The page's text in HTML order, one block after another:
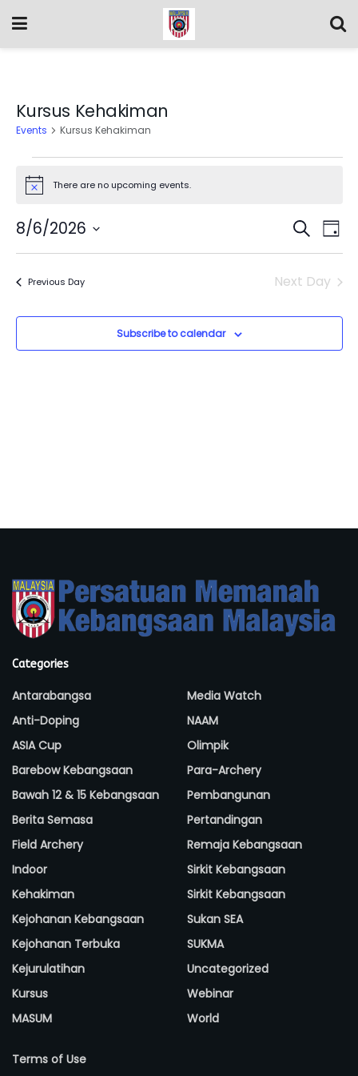
Kursus Kehakiman
Events Kursus Kehakiman
Notice There are no upcoming events.
and
Views
SearchDay
8/6/2026
Previous Day Next Day
Subscribe to calendar
Categories
Antarabangsa
Anti-Doping
ASIA Cup
Barebow Kebangsaan
Bawah 12 & 15 Kebangsaan
Berita Semasa
Field Archery
Indoor
Kehakiman
Kejohanan Kebangsaan
Kejohanan Terbuka
Kejurulatihan
Kursus
MASUM
Media Watch
NAAM
Olimpik
Para-Archery
Pembangunan
Pertandingan
Remaja Kebangsaan
Sirkit Kebangsaan
Sirkit Kebangsaan
Sukan SEA
SUKMA
Uncategorized
Webinar
World
Terms of Use